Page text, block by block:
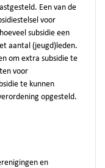
Een van de
voor
subsidie een
aantal (jeugd)leden.
om extra subsidie te
voor
te kunnen
opgesteld.
en